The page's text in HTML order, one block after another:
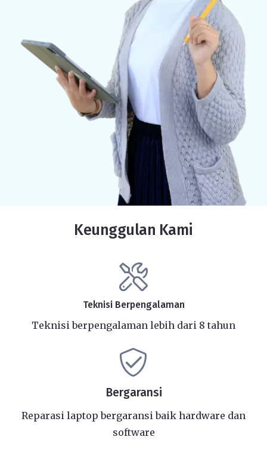
Keunggulan Kami
Teknisi Berpengalaman
Teknisi berpengalaman lebih dari 8 tahun
Bergaransi
Reparasi laptop bergaransi baik hardware dan
software